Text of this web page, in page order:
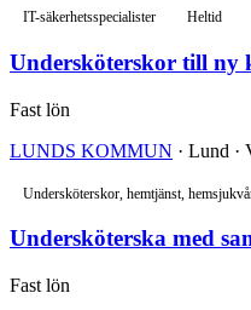
IT-säkerhetsspecialister Heltid
Undersköterskor till ny
Fast lön
LUNDS KOMMUN · Lund ·
Undersköterskor, hemtjänst,
Undersköterska med
Fast lön